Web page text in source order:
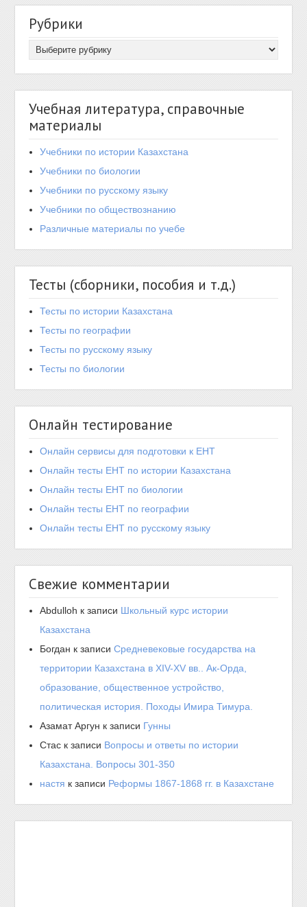
Рубрики
Учебная литература, справочные
материалы
Учебники по истории Казахстана
Учебники по биологии
Учебники по русскому языку
Учебники по обществознанию
Различные материалы по учебе
Тесты (сборники, пособия и т.д.)
Тесты по истории Казахстана
Тесты по географии
Тесты по русскому языку
Тесты по биологии
Онлайн тестирование
Онлайн сервисы для подготовки к ЕНТ
Онлайн тесты ЕНТ по истории Казахстана
Онлайн тесты ЕНТ по биологии
Онлайн тесты ЕНТ по географии
Онлайн тесты ЕНТ по русскому языку
Свежие комментарии
Abdulloh к записи Школьный курс истории
Казахстана
Богдан к записиСредневековые государства на
территории Казахстана в XIV-XV вв.. Ак-Орда,
образование, общественное устройство,
политическая история. Походы Имира Тимура.
Азамат Аргун к записи Гунны
Стас к записи Вопросы и ответы по истории
Казахстана. Вопросы 301-350
настя к записи Реформы 1867-1868 гг. в Казахстане